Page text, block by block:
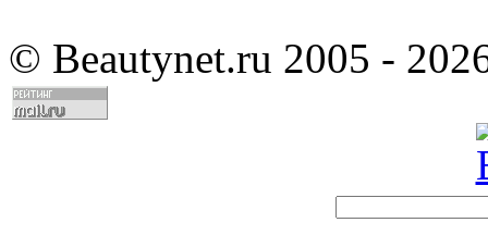
© Beautynet.ru 2005 -